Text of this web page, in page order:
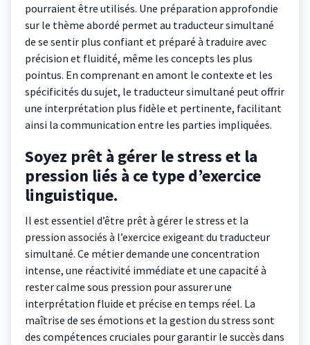
pourraient être utilisés. Une préparation approfondie
sur le thème abordé permet au traducteur simultané
de se sentir plus confiant et préparé à traduire avec
précision et fluidité, même les concepts les plus
pointus. En comprenant en amont le contexte et les
spécificités du sujet, le traducteur simultané peut offrir
une interprétation plus fidèle et pertinente, facilitant
ainsi la communication entre les parties impliquées.
Soyez prêt à gérer le stress et la
pression liés à ce type d’exercice
linguistique.
Il est essentiel d’être prêt à gérer le stress et la
pression associés à l’exercice exigeant du traducteur
simultané. Ce métier demande une concentration
intense, une réactivité immédiate et une capacité à
rester calme sous pression pour assurer une
interprétation fluide et précise en temps réel. La
maîtrise de ses émotions et la gestion du stress sont
des compétences cruciales pour garantir le succès dans